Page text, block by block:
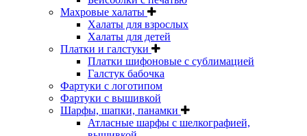
Махровые халаты
Халаты для взрослых
Халаты для детей
Платки и галстуки
Платки шифоновые с сублимацией
Галстук бабочка
Фартуки с логотипом
Фартуки с вышивкой
Шарфы, шапки, панамки
Атласные шарфы с шелкографией,